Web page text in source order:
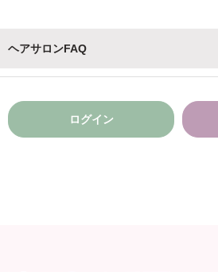
ヘアサロンFAQ
ログイン